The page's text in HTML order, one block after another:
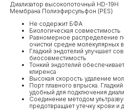
Диализатор высокопоточный HD-19H
Мембрана Полиэфирсульфон (PES)
Не содержит БФА
Биологическая совместимость
Равномерное распределение
очистки средне молекулярных
Гладкий эндотелий улучшает
биосовместимость
Тонкий эндотелий
клиренса
Высокая скорость удаление
Порт плавного впрыска.
удобный для подключения
Соединение методом
предотвращает утечку крови и